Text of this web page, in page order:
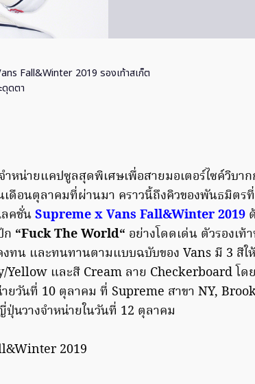
Fall&Winter 2019 รองเท้าสเก็ต
ดตา
ำหน่ายแคปซูลสุดพิเศษเพื่อสายมอเตอร์ไซค์วิบา
เดือนตุลาคมที่ผ่านมา คราวนี้ถึงคิวของพันธมิตร
คชั่นSupreme x Vans Fall&Winter 2019
ก “Fuck The World“ อย่างโดดเด่น ตัวรองเท้
ทน และทนทานตามแบบฉบับของ Vans มี 3 สีใ
และสี Cream ลาย Checkerboard โด
ายวันที่ 10 ตุลาคม ที่ Supreme สาขา NY,
นวางจำหน่ายในวันที่ 12 ตุลาคม